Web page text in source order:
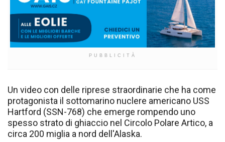
PUBBLICITÀ
Un video con delle riprese straordinarie che ha come
protagonista il sottomarino nuclere americano USS
Hartford (SSN-768) che emerge rompendo uno
spesso strato di ghiaccio nel Circolo Polare Artico, a
circa 200 miglia a nord dell'Alaska.